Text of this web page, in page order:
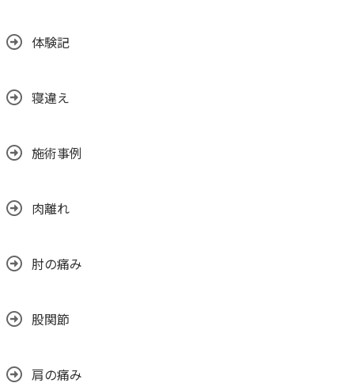
体験記
寝違え
施術事例
肉離れ
肘の痛み
股関節
肩の痛み